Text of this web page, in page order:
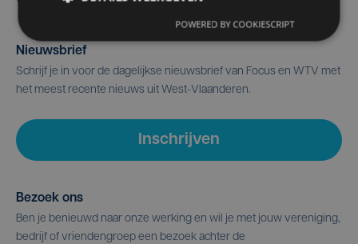
Nieuwsbrief
Schrijf je in voor de dagelijkse nieuwsbrief van Focus en WTV met
het meest recente nieuws uit West-Vlaanderen.
Inschrijven
Bezoek ons
Ben je benieuwd naar onze werking en wil je met jouw vereniging,
bedrijf of vriendengroep een bezoek achter de
POWERED BY COOKIESCRIPT